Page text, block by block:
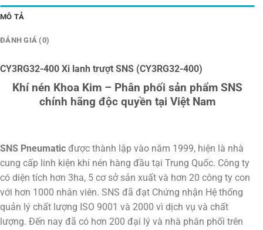
MÔ TẢ
ĐÁNH GIÁ (0)
CY3RG32-400 Xi lanh trượt SNS (CY3RG32-400)
Khí nén Khoa Kim – Phân phối sản phẩm SNS
chính hãng độc quyền tại Việt Nam
SNS Pneumatic được thành lập vào năm 1999, hiện là nhà
cung cấp linh kiện khí nén hàng đầu tại Trung Quốc. Công ty
có diện tích hơn 3ha, 5 cơ sở sản xuất và hơn 20 công ty con
với hơn 1000 nhân viên. SNS đã đạt Chứng nhận Hệ thống
quản lý chất lượng ISO 9001 và 2000 vì dịch vụ và chất
lượng. Đến nay đã có hơn 200 đại lý và nhà phân phối trên